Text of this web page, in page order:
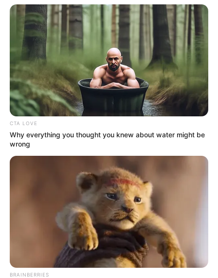
Η Δικαιοσύνη στην Ελλάδα δεν είναι
ανεξάρτητη, πρόκειται για Συμμορία.
Η Δικαιοσύνη στην Ελλάδα δεν είναι ανεξάρτητη, πρόκειται
για Συμμορία. Έτσι δηλώνουν ακόμα και οι ίδιοι οι Πολιτικοί
της Ελλάδας. Στο παρακάτω βίντεο ο κύριος...
ΠΟΛΙΤΙΚΗ ΣΗΜΑΝΤΙΚΕΣ ΕΙΔΗΣΕΙΣ
Δικαιοσύνη στην υπηρεσία της αδικίας
Η Δικαιοσύνη στην υπηρεσία της αδικίας….. Η συμμορία
κράτους -τραπεζών πάντα “ζωντανή”. Ο Άρειος Πάγος…
“αμνηστεύει” τραπεζίτες για τα “θαλασσοδάνεια”……
ΚΑΤΑΡΧΗΝ ΑΣ ΔΟΥΜΕ ΤΙ ΕΣΤΙ...
ΚΟΙΝΩΝΙΚΑ ΔΙΚΤΥΑ
CTA LOVE
Why everything you thought you knew about water might be
wrong
BRAINBERRIES